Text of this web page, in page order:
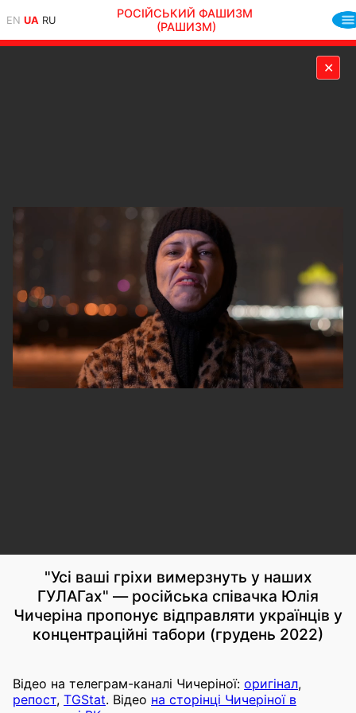
EN UA RU
РОСІЙСЬКИЙ ФАШИЗМ
(РАШИЗМ)
✕
"Усі ваші гріхи вимерзнуть у наших
ГУЛАГах" — російська співачка Юлія
Чичеріна пропонує відправляти українців у
концентраційні табори (грудень 2022)
Відео на телеграм-каналі Чичеріної: оригінал,
репост, TGStat. Відео на сторінці Чичеріної в